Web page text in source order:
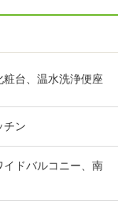
台、温水洗浄便座
チン
ドバルコニー、南